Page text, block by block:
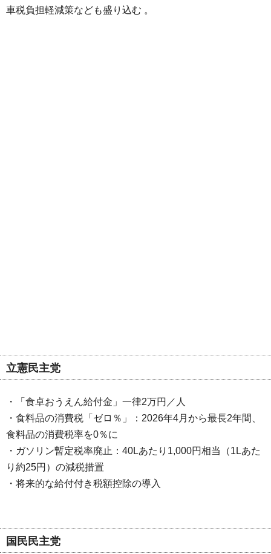
車税負担軽減策なども盛り込む 。
立憲民主党
・「食卓おうえん給付金」一律2万円／人
・食料品の消費税「ゼロ％」：2026年4月から最長2年間、
食料品の消費税率を0％に
・ガソリン暫定税率廃止：40Lあたり1,000円相当（1Lあた
り約25円）の減税措置
・将来的な給付付き税額控除の導入
国民民主党